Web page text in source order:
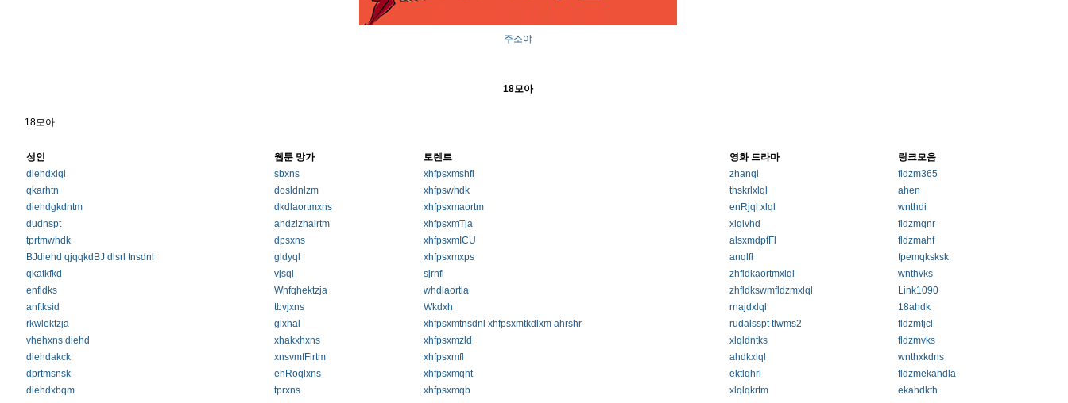
주소야
18모아
18모아
성인
diehdxlql
qkarhtn
diehdgkdntm
dudnspt
tprtmwhdk
BJdiehd qjqqkdBJ dlsrl tnsdnl
qkatkfkd
enfldks
anftksid
rkwlektzja
vhehxns diehd
diehdakck
dprtmsnsk
diehdxbqm
웹툰 망가
sbxns
dosldnlzm
dkdlaortmxns
ahdzlzhalrtm
dpsxns
gldyql
vjsql
Whfqhektzja
tbvjxns
glxhal
xhakxhxns
xnsvmfFlrtm
ehRoqlxns
tprxns
토렌트
xhfpsxmshfl
xhfpswhdk
xhfpsxmaortm
xhfpsxmTja
xhfpsxmICU
xhfpsxmxps
sjrnfl
whdlaortla
Wkdxh
xhfpsxmtnsdnl xhfpsxmtkdlxm ahrshr
xhfpsxmzld
xhfpsxmfl
xhfpsxmqht
xhfpsxmqb
영화 드라마
zhanql
thskrlxlql
enRjql xlql
xlqlvhd
alsxmdpfFl
anqlfl
zhfldkaortmxlql
zhfldkswmfldzmxlql
rnajdxlql
rudalsspt tlwms2
xlqldntks
ahdkxlql
ektlqhrl
xlqlqkrtm
링크모음
fldzm365
ahen
wnthdi
fldzmqnr
fldzmahf
fpemqksksk
wnthvks
Link1090
18ahdk
fldzmtjcl
fldzmvks
wnthxkdns
fldzmekahdla
ekahdkth